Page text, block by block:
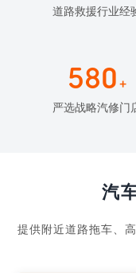
道路救援行业经
580 +
严选战略汽修门
汽
提供附近道路拖车、